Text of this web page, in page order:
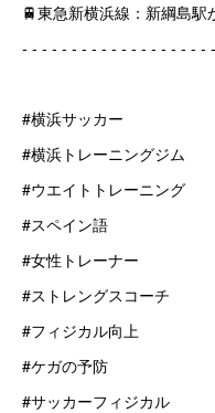
🚆東急新横浜線：新綱島駅
‐ ‐ ‐ ‐ ‐ ‐ ‐ ‐ ‐ ‐ ‐ ‐ ‐ ‐ ‐ ‐ ‐ ‐ ‐
#横浜サッカー
#横浜トレーニングジム
#ウエイトトレーニング
#スペイン語
#女性トレーナー
#ストレングスコーチ
#フィジカル向上
#ケガの予防
#サッカーフィジカル